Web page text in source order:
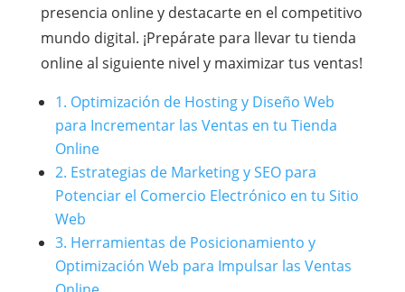
presencia online y destacarte en el competitivo
mundo digital. ¡Prepárate para llevar tu tienda
online al siguiente nivel y maximizar tus ventas!
1. Optimización de Hosting y Diseño Web
para Incrementar las Ventas en tu Tienda
Online
2. Estrategias de Marketing y SEO para
Potenciar el Comercio Electrónico en tu Sitio
Web
3. Herramientas de Posicionamiento y
Optimización Web para Impulsar las Ventas